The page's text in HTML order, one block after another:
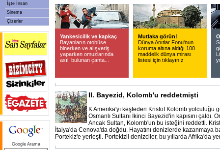
İşte İnsan
Sinema
Çizerler
Google Arama
Yankesicilik ve kapkaç
Bayanların otobüse
binerken ve alışveriş
yaparken omuzlarında
asılı bulunan çanta...
Mutlaka görün!
Dünya Anıtlar Fonu'nun
koruma altına aldığı 100
maddelik dünya mirası
listesi için tıklayınız
II. Bayezid, Kolomb'u reddetmişti
K Amerika'yı keşfeden Kristof Kolomb yolculuğu
Osmanlı Sultanı İkinci Bayezid'in kapısını çaldı.
Ancak Sultan, Kolomb'un bu isteğini reddetti.
İtalya'da Cenova'da doğdu. Hayatını denizlerde kazanmaya
Portekiz'e yerleşti. Portekizli denizciler, bu yıllarda Afrika'da